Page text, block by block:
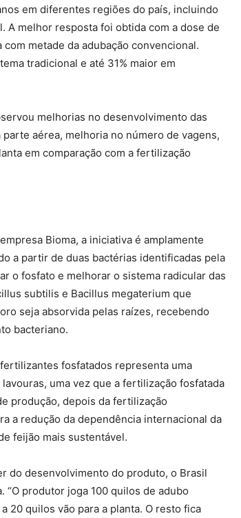
em diferentes regiões do país, incluindo
A melhor resposta foi obtida com a dose de
metade da adubação convencional.
tradicional e até 31% maior em
melhorias no desenvolvimento das
aérea, melhoria no número de vagens,
em comparação com a fertilização
Bioma, a iniciativa é amplamente
a partir de duas bactérias identificadas pela
o fosfato e melhorar o sistema radicular das
subtilis e Bacillus megaterium que
seja absorvida pelas raízes, recebendo
bacteriano.
fosfatados representa uma
uma vez que a fertilização fosfatada
produção, depois da fertilização
a redução da dependência internacional da
feijão mais sustentável.
do desenvolvimento do produto, o Brasil
produtor joga 100 quilos de adubo
20 quilos vão para a planta. O resto fica